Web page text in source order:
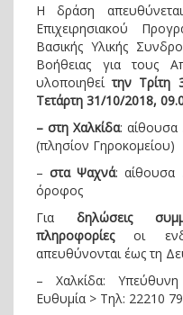
Η δράση
Επιχειρησιακού
Βασικής Υλικής
Βοήθειας για τους
υλοποιηθείτην Τρίτη
Τετάρτη 31/10/2018,
– στη Χαλκίδα: αίθουσα
(πλησίον Γηροκομείου)
–στα Ψαχνά: αίθουσα
όροφος
Για δηλώσεις
πληροφορίεςοι
απευθύνονται έως τη
– Χαλκίδα:
Ευθυμία > Τηλ: 22210